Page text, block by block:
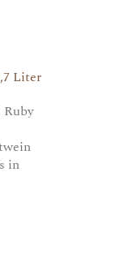
Liter
Ruby
in